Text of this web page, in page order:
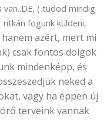
( tudod mindig
ritkán fogunk küldeni,
azért, mert mi
csak fontos dolgok
mindenképp, és
neked a
vagy ha éppen új
terveink vannak